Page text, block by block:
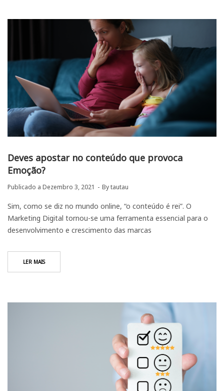
Deves apostar no conteúdo que provoca
Emoção?
Publicado a Dezembro 3, 2021 Bytautau
Sim, como se diz no mundo online, “o conteúdo é rei”. O
Marketing Digital tornou-se uma ferramenta essencial para o
desenvolvimento e crescimento das marcas
LER MAIS